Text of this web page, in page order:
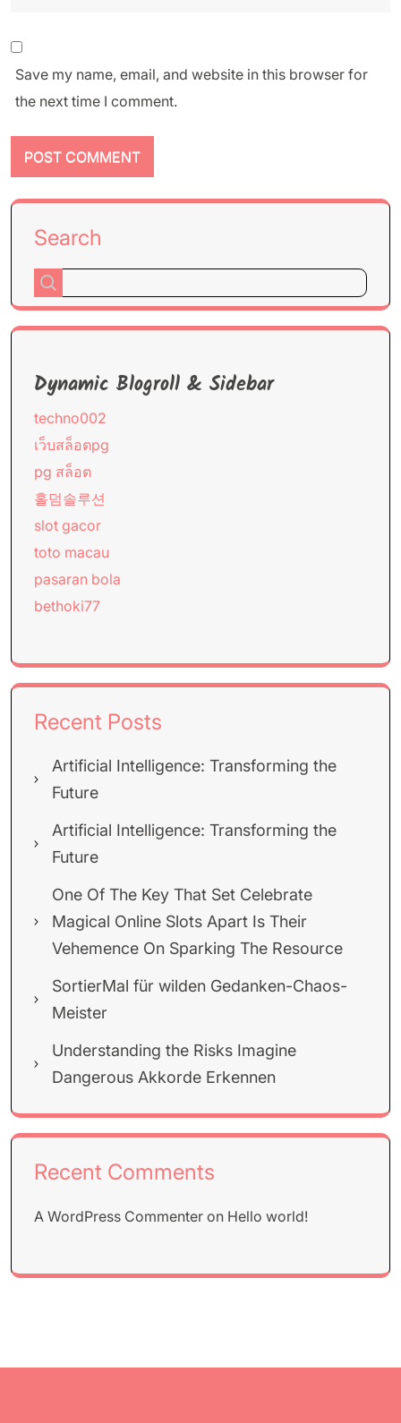
Save my name, email, and website in this browser for
the next time I comment.
Search
Dynamic Blogroll & Sidebar
techno002
เว็บสล็อตpg
pg สล็อต
홀덤솔루션
slot gacor
toto macau
pasaran bola
bethoki77
Recent Posts
Artificial Intelligence: Transforming the
Future
Artificial Intelligence: Transforming the
Future
One Of The Key That Set Celebrate
Magical Online Slots Apart Is Their
Vehemence On Sparking The Resource
SortierMal für wilden Gedanken-Chaos-
Meister
Understanding the Risks Imagine
Dangerous Akkorde Erkennen
Recent Comments
A WordPress Commenter on Hello world!